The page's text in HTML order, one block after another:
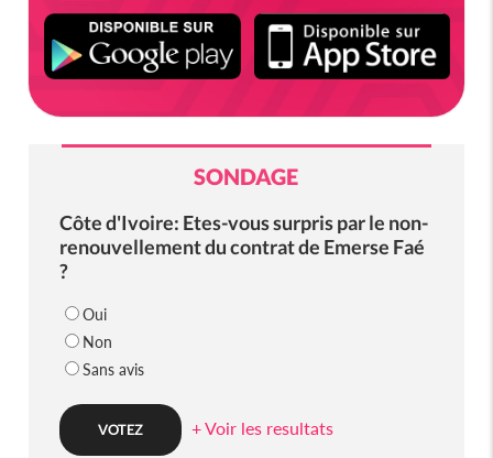
SONDAGE
Côte d'Ivoire: Etes-vous surpris par le non-
renouvellement du contrat de Emerse Faé
?
Oui
Non
Sans avis
+ Voir les resultats